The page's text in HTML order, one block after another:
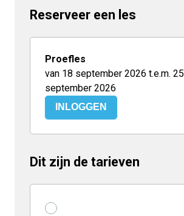
Reserveer een les
Proefles
van 18 september 2026 t.e.m. 25
september 2026
INLOGGEN
Dit zijn de tarieven